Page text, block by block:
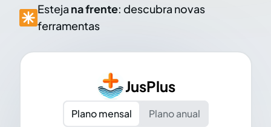
Esteja na frente: descubra novas
ferramentas
JusPlus
Plano mensal
Plano anual